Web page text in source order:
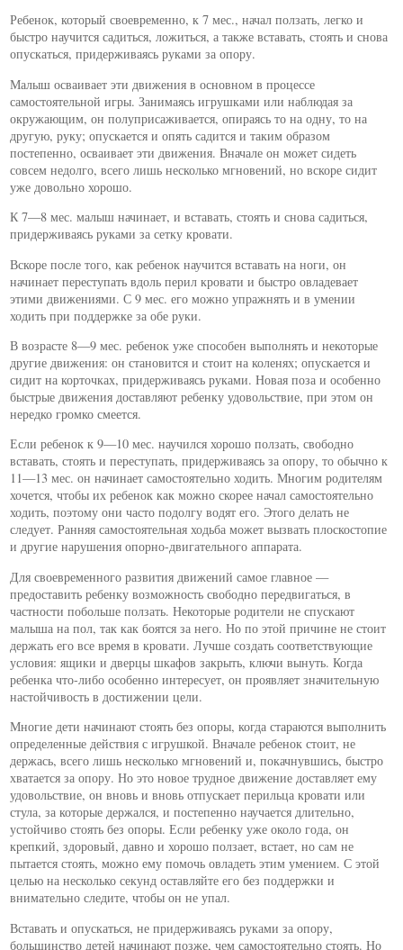
Ребенок, который своевременно, к 7 мес., начал ползать, легко и
быстро научится садиться, ложиться, а также вставать, стоять и снова
опускаться, придерживаясь руками за опору.
Малыш осваивает эти движения в основном в процессе
самостоятельной игры. Занимаясь игрушками или наблюдая за
окружающим, он полуприсаживается, опираясь то на одну, то на
другую, руку; опускается и опять садится и таким образом
постепенно, осваивает эти движения. Вначале он может сидеть
совсем недолго, всего лишь несколько мгновений, но вскоре сидит
уже довольно хорошо.
К 7—8 мес. малыш начинает, и вставать, стоять и снова садиться,
придерживаясь руками за сетку кровати.
Вскоре после того, как ребенок научится вставать на ноги, он
начинает переступать вдоль перил кровати и быстро овладевает
этими движениями. С 9 мес. его можно упражнять и в умении
ходить при поддержке за обе руки.
В возрасте 8—9 мес. ребенок уже способен выполнять и некоторые
другие движения: он становится и стоит на коленях; опускается и
сидит на корточках, придерживаясь руками. Новая поза и особенно
быстрые движения доставляют ребенку удовольствие, при этом он
нередко громко смеется.
Если ребенок к 9—10 мес. научился хорошо ползать, свободно
вставать, стоять и переступать, придерживаясь за опору, то обычно к
11—13 мес. он начинает самостоятельно ходить. Многим родителям
хочется, чтобы их ребенок как можно скорее начал самостоятельно
ходить, поэтому они часто подолгу водят его. Этого делать не
следует. Ранняя самостоятельная ходьба может вызвать плоскостопие
и другие нарушения опорно-двигательного аппарата.
Для своевременного развития движений самое главное —
предоставить ребенку возможность свободно передвигаться, в
частности побольше ползать. Некоторые родители не спускают
малыша на пол, так как боятся за него. Но по этой причине не стоит
держать его все время в кровати. Лучше создать соответствующие
условия: ящики и дверцы шкафов закрыть, ключи вынуть. Когда
ребенка что-либо особенно интересует, он проявляет значительную
настойчивость в достижении цели.
Многие дети начинают стоять без опоры, когда стараются выполнить
определенные действия с игрушкой. Вначале ребенок стоит, не
держась, всего лишь несколько мгновений и, покачнувшись, быстро
хватается за опору. Но это новое трудное движение доставляет ему
удовольствие, он вновь и вновь отпускает перильца кровати или
стула, за которые держался, и постепенно научается длительно,
устойчиво стоять без опоры. Если ребенку уже около года, он
крепкий, здоровый, давно и хорошо ползает, встает, но сам не
пытается стоять, можно ему помочь овладеть этим умением. С этой
целью на несколько секунд оставляйте его без поддержки и
внимательно следите, чтобы он не упал.
Вставать и опускаться, не придерживаясь руками за опору,
большинство детей начинают позже, чем самостоятельно стоять. Но